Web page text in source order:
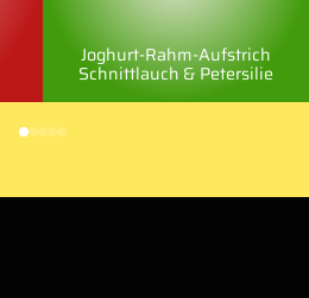
Joghurt-Rahm-Aufstrich
Schnittlauch & Petersilie